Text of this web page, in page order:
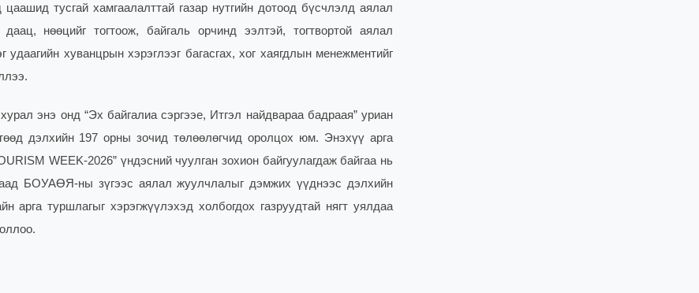
тусгай хамгаалалттай газар нутгийн дотоод бүсчлэлд аялал
нөөцийг тогтоож, байгаль орчинд ээлтэй, тогтвортой аялал
хуванцрын хэрэглээг багасгах, хог хаягдлын менежментийг
энэ онд “Эх байгалиа сэргээе, Итгэл найдвараа бадраая” уриан
дэлхийн 197 орны зочид төлөөлөгчид оролцох юм. Энэхүү арга
WEEK-2026” үндэсний чуулган зохион байгуулагдаж байгаа нь
БОУАӨЯ-ны зүгээс аялал жуулчлалыг дэмжих үүднээс дэлхийн
арга туршлагыг хэрэгжүүлэхэд холбогдох газруудтай нягт уялдаа